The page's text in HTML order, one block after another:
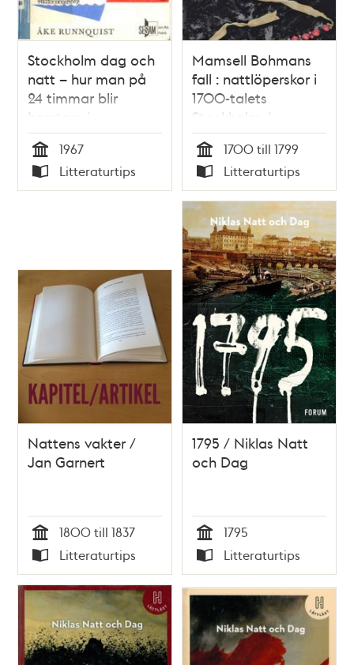
Stockholm dag och
natt – hur man på
24 timmar blir
hemtam i
huvudstaden / Åke
Runnquist
Tid
1967
Typ
Litteraturtips
Mamsell Bohmans
fall : nattlöperskor i
1700-talets
Stockholm /
Rebecka
Lennartsson
Tid
1700 till 1799
Typ
Litteraturtips
Nattens vakter /
Jan Garnert
Tid
1800 till 1837
Typ
Litteraturtips
1795 / Niklas Natt
och Dag
Tid
1795
Typ
Litteraturtips